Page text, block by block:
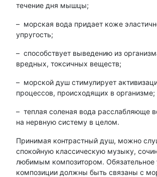
течение дня мышцы;
– морская вода придает коже
упругость;
– способствует выведению из
вредных, токсичных веществ;
– морской душ стимулирует
процессов, происходящих в организме;
– теплая соленая вода расслабляюще
на нервную систему в целом.
Принимая контрастный душ, можно
спокойную классическую музыку,
любимым композитором. Обязательное
композиции должны быть связаны с